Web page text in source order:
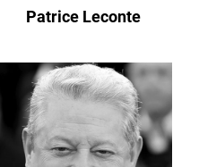
Patrice Leconte